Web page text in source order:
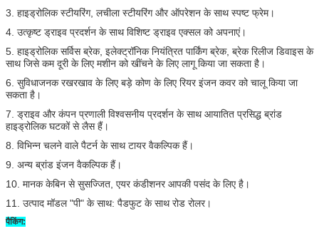
3. हाइड्रोलिक स्टीयरिंग, लचीला स्टीयरिंग और ऑपरेशन के साथ स्पष्ट फ्रेम।
4. उत्कृष्ट ड्राइव प्रदर्शन के साथ विशिष्ट ड्राइव एक्सल को अपनाएं।
5. हाइड्रोलिक सर्विस ब्रेक, इलेक्ट्रॉनिक नियंत्रित पार्किंग ब्रेक, ब्रेक रिलीज डिवाइस के
साथ जिसे कम दूरी के लिए मशीन को खींचने के लिए लागू किया जा सकता है।
6. सुविधाजनक रखरखाव के लिए बड़े कोण के लिए रियर इंजन कवर को चालू किया जा
सकता है।
7. ड्राइव और कंपन प्रणाली विश्वसनीय प्रदर्शन के साथ आयातित प्रसिद्ध ब्रांड
हाइड्रोलिक घटकों से लैस हैं।
8. विभिन्न चलने वाले पैटर्न के साथ टायर वैकल्पिक हैं।
9. अन्य ब्रांड इंजन वैकल्पिक हैं।
10. मानक केबिन से सुसज्जित, एयर कंडीशनर आपकी पसंद के लिए है।
11. उत्पाद मॉडल "पी" के साथ: पैडफुट के साथ रोड रोलर।
पैकिंग: